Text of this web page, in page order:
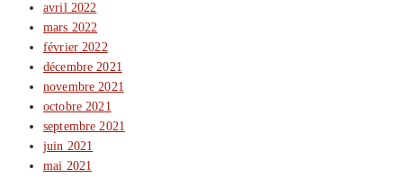
avril 2022
mars 2022
février 2022
décembre 2021
novembre 2021
octobre 2021
septembre 2021
juin 2021
mai 2021